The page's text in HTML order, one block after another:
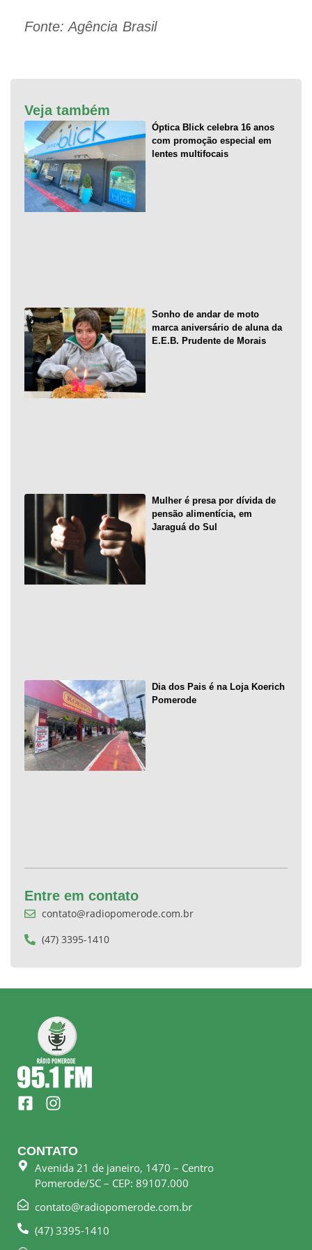
Fonte: Agência Brasil
Veja também
Óptica Blick celebra 16 anos
com promoção especial em
lentes multifocais
Sonho de andar de moto
marca aniversário de aluna da
E.E.B. Prudente de Morais
Mulher é presa por dívida de
pensão alimentícia, em
Jaraguá do Sul
Dia dos Pais é na Loja Koerich
Pomerode
Entre em contato
contato@radiopomerode.com.br
(47) 3395-1410
F
a
e
b
o
k
s
I
n
t
a
g
r
a
m
CONTATO
Avenida 21 de janeiro, 1470 – Centro
Pomerode/SC – CEP: 89107.000
contato@radiopomerode.com.br
(47) 3395-1410